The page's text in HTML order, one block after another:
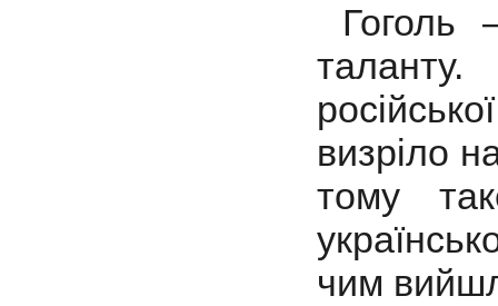
Гоголь
визріло
тому
чим